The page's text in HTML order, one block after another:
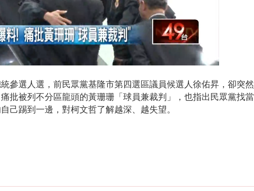
:
參選人選，前民眾黨基隆市第四選區議員候選人徐佑昇，卻突然
批被列不分區龍頭的黃珊珊「球員兼裁判」，也指出民眾黨找當
己踢到一邊，對柯文哲了解越深、越失望。